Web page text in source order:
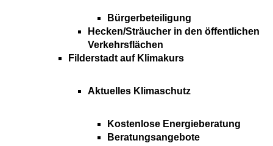
Bürgerbeteiligung
Hecken/Sträucher in den öffentlichen
Verkehrsflächen
Filderstadt auf Klimakurs
Aktuelles Klimaschutz
Kostenlose Energieberatung
Beratungsangebote